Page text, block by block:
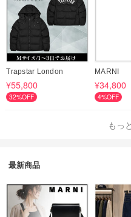
Trapstar London
¥55,800
32%OFF
MARNI
¥34,800
4%OFF
もっ
最新商品